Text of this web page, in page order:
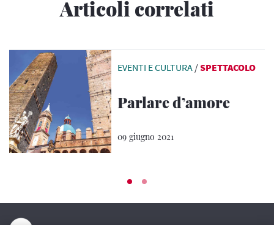
Articoli correlati
EVENTI E CULTURA /SPETTACOLO
Parlare d’amore
09 giugno 2021